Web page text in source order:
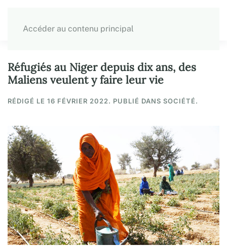
Accéder au contenu principal
Réfugiés au Niger depuis dix ans, des
Maliens veulent y faire leur vie
RÉDIGÉ LE 16 FÉVRIER 2022. PUBLIÉ DANS SOCIÉTÉ.